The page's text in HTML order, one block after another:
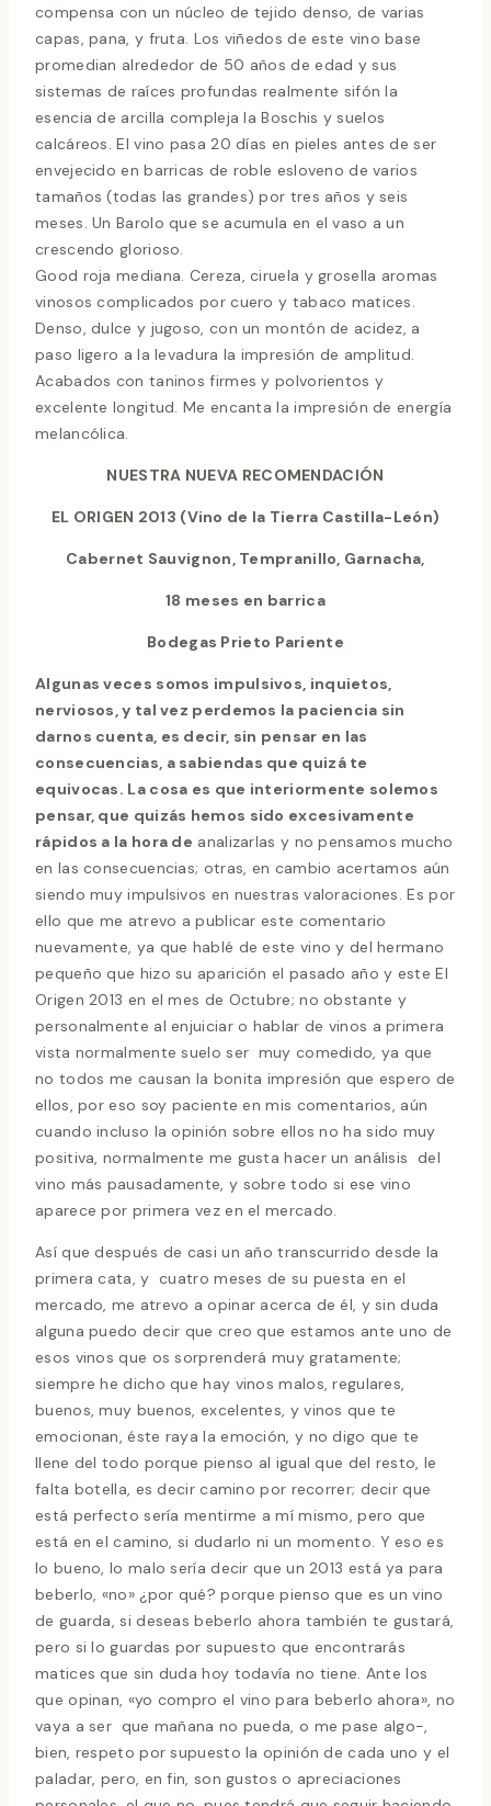
compensa con un núcleo de tejido denso, de varias
capas, pana, y fruta. Los viñedos de este vino base
promedian alrededor de 50 años de edad y sus
sistemas de raíces profundas realmente sifón la
esencia de arcilla compleja la Boschis y suelos
calcáreos. El vino pasa 20 días en pieles antes de ser
envejecido en barricas de roble esloveno de varios
tamaños (todas las grandes) por tres años y seis
meses. Un Barolo que se acumula en el vaso a un
crescendo glorioso.
Good roja mediana. Cereza, ciruela y grosella aromas
vinosos complicados por cuero y tabaco matices.
Denso, dulce y jugoso, con un montón de acidez, a
paso ligero a la levadura la impresión de amplitud.
Acabados con taninos firmes y polvorientos y
excelente longitud. Me encanta la impresión de energía
melancólica.
NUESTRA NUEVA RECOMENDACIÓN
EL ORIGEN 2013 (Vino de la Tierra Castilla-León)
Cabernet Sauvignon, Tempranillo, Garnacha,
18 meses en barrica
Bodegas Prieto Pariente
Algunas veces somos impulsivos, inquietos,
nerviosos, y tal vez perdemos la paciencia sin
darnos cuenta, es decir, sin pensar en las
consecuencias, a sabiendas que quizá te
equivocas. La cosa es que interiormente solemos
pensar, que quizás hemos sido excesivamente
rápidos a la hora de analizarlas y no pensamos mucho
en las consecuencias; otras, en cambio acertamos aún
siendo muy impulsivos en nuestras valoraciones. Es por
ello que me atrevo a publicar este comentario
nuevamente, ya que hablé de este vino y del hermano
pequeño que hizo su aparición el pasado año y este El
Origen 2013 en el mes de Octubre; no obstante y
personalmente al enjuiciar o hablar de vinos a primera
vista normalmente suelo ser muy comedido, ya que
no todos me causan la bonita impresión que espero de
ellos, por eso soy paciente en mis comentarios, aún
cuando incluso la opinión sobre ellos no ha sido muy
positiva, normalmente me gusta hacer un análisis del
vino más pausadamente, y sobre todo si ese vino
aparece por primera vez en el mercado.
Así que después de casi un año transcurrido desde la
primera cata, y cuatro meses de su puesta en el
mercado, me atrevo a opinar acerca de él, y sin duda
alguna puedo decir que creo que estamos ante uno de
esos vinos que os sorprenderá muy gratamente;
siempre he dicho que hay vinos malos, regulares,
buenos, muy buenos, excelentes, y vinos que te
emocionan, éste raya la emoción, y no digo que te
llene del todo porque pienso al igual que del resto, le
falta botella, es decir camino por recorrer; decir que
está perfecto sería mentirme a mí mismo, pero que
está en el camino, si dudarlo ni un momento. Y eso es
lo bueno, lo malo sería decir que un 2013 está ya para
beberlo, «no» ¿por qué? porque pienso que es un vino
de guarda, si deseas beberlo ahora también te gustará,
pero si lo guardas por supuesto que encontrarás
matices que sin duda hoy todavía no tiene. Ante los
que opinan, «yo compro el vino para beberlo ahora», no
vaya a ser que mañana no pueda, o me pase algo-,
bien, respeto por supuesto la opinión de cada uno y el
paladar, pero, en fin, son gustos o apreciaciones